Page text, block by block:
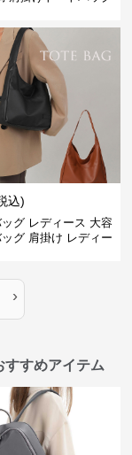
込)
グ レディース 大容
グ 肩掛け レディー
›
すすめアイテム